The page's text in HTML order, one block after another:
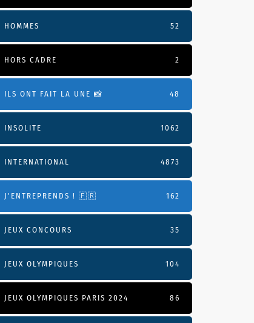
HOMMES 52
HORS CADRE 2
ILS ONT FAIT LA UNE 📸 48
INSOLITE 1062
INTERNATIONAL 4873
J'ENTREPRENDS ! 🇫🇷 162
JEUX CONCOURS 35
JEUX OLYMPIQUES 104
JEUX OLYMPIQUES PARIS 2024 86